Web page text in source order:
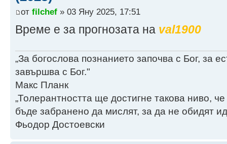
от filchef » 03 Яну 2025, 17:51
Време е за прогнозата на val1900
„За богослова познанието започва с Бог, за
завършва с Бог."
Макс Планк
„Толерантността ще достигне такова ниво,
бъде забранено да мислят, за да не обидят
Фьодор Достоевски